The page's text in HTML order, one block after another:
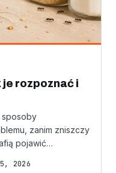
je rozpoznać i
sposoby
zanim zniszczy
pojawić…
2026